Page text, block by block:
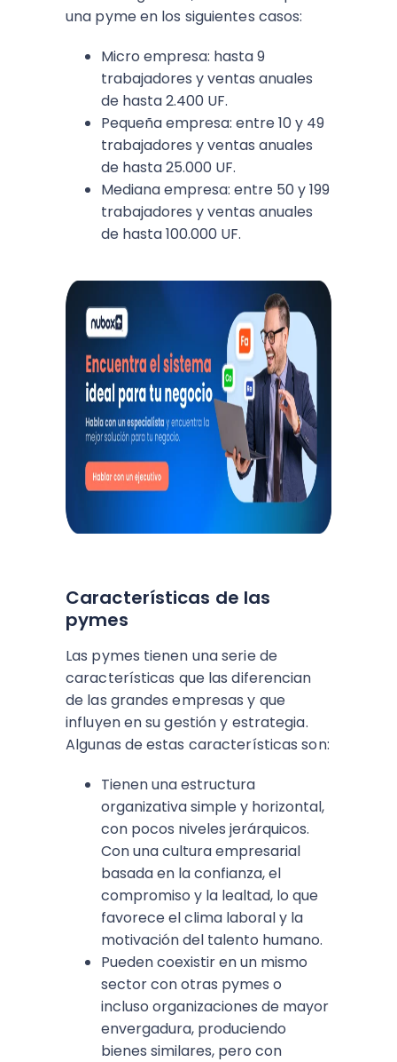
una pyme en los siguientes casos:
Micro empresa: hasta 9
trabajadores y ventas anuales
de hasta 2.400 UF.
Pequeña empresa: entre 10 y 49
trabajadores y ventas anuales
de hasta 25.000 UF.
Mediana empresa: entre 50 y 199
trabajadores y ventas anuales
de hasta 100.000 UF.
Características de las
pymes
Las pymes tienen una serie de
características que las diferencian
de las grandes empresas y que
influyen en su gestión y estrategia.
Algunas de estas características son:
Tienen una estructura
organizativa simple y horizontal,
con pocos niveles jerárquicos.
Con una cultura empresarial
basada en la confianza, el
compromiso y la lealtad, lo que
favorece el clima laboral y la
motivación del talento humano.
Pueden coexistir en un mismo
sector con otras pymes o
incluso organizaciones de mayor
envergadura, produciendo
bienes similares, pero con